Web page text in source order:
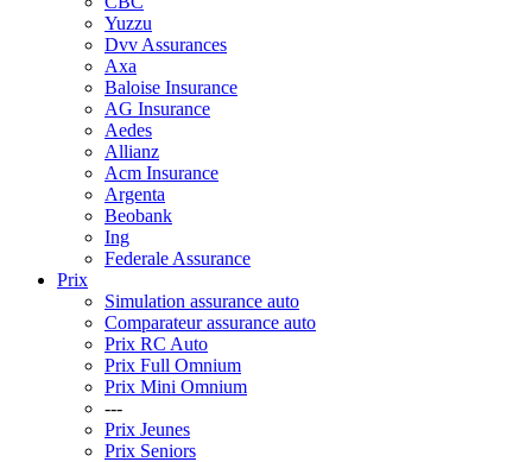
Yuzzu
Dvv Assurances
Axa
Baloise Insurance
AG Insurance
Aedes
Allianz
Acm Insurance
Argenta
Beobank
Ing
Federale Assurance
Prix
Simulation assurance auto
Comparateur assurance auto
Prix RC Auto
Prix Full Omnium
Prix Mini Omnium
---
Prix Jeunes
Prix Seniors